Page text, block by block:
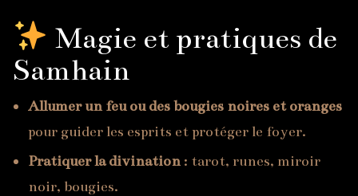
Magie et pratiques de
Samhain
Allumer un feu ou des bougies noires et oranges
pour guider les esprits et protéger le foyer.
Pratiquer la divination : tarot, runes, miroir
noir, bougies.